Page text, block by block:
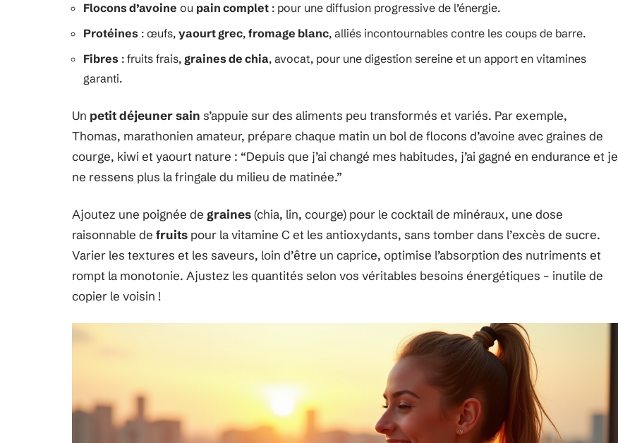
Flocons d’avoine ou pain complet : pour une diffusion progressive de l’énergie.
Protéines : œufs, yaourt grec, fromage blanc, alliés incontournables contre les coups de barre.
Fibres : fruits frais, graines de chia, avocat, pour une digestion sereine et un apport en vitamines
garanti.
Un petit déjeuner sain s’appuie sur des aliments peu transformés et variés. Par exemple,
Thomas, marathonien amateur, prépare chaque matin un bol de flocons d’avoine avec graines de
courge, kiwi et yaourt nature : “Depuis que j’ai changé mes habitudes, j’ai gagné en endurance et je
ne ressens plus la fringale du milieu de matinée.”
Ajoutez une poignée de graines(chia, lin, courge) pour le cocktail de minéraux, une dose
raisonnable de fruits pour la vitamine C et les antioxydants, sans tomber dans l’excès de sucre.
Varier les textures et les saveurs, loin d’être un caprice, optimise l’absorption des nutriments et
rompt la monotonie. Ajustez les quantités selon vos véritables besoins énergétiques – inutile de
copier le voisin !